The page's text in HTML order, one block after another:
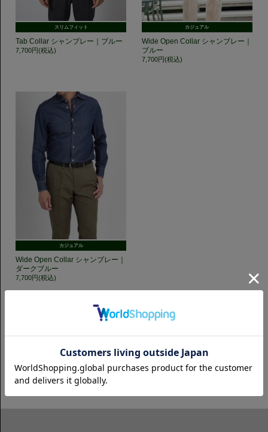
スリムフィット
Tab Collar シャンブレー｜ブルー
7,700円(税込)
カジュアル
Wide Open Collar シャンブレー｜
ブルー
7,700円(税込)
カジュアル
Wide Open Collar シャンブレー｜
ダークブルー
7,700円(税込)
GET TO KNOW US
CAMICIANISTAの最新情報、スタイル提案などをおしらせします。是非フ
ォローください。